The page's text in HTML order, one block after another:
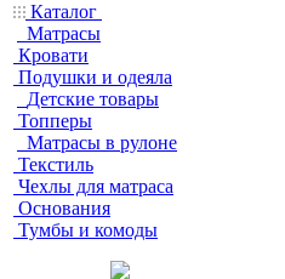
Каталог
Матрасы
Кровати
Подушки и одеяла
Детские товары
Топперы
Матрасы в рулоне
Текстиль
Чехлы для матраса
Основания
Тумбы и комоды